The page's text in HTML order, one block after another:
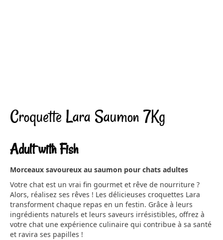
Croquette Lara Saumon 7Kg
Adult with Fish
Morceaux savoureux au saumon pour chats adultes
Votre chat est un vrai fin gourmet et rêve de nourriture ?
Alors, réalisez ses rêves ! Les délicieuses croquettes Lara
transforment chaque repas en un festin. Grâce à leurs
ingrédients naturels et leurs saveurs irrésistibles, offrez à
votre chat une expérience culinaire qui contribue à sa santé
et ravira ses papilles !